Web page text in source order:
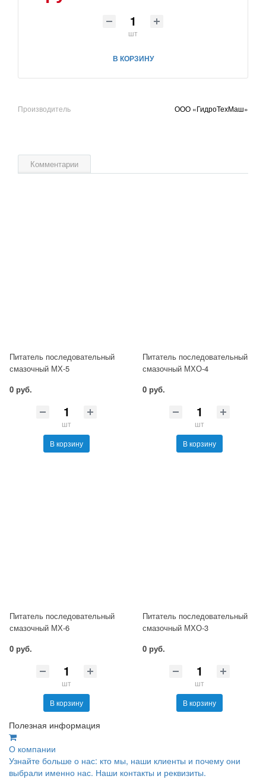
шт
В КОРЗИНУ
Производитель ООО «ГидроТехМаш»
Комментарии
Питатель последовательный
смазочный МХ-5
0 руб.
шт
В корзину
Питатель последовательный
смазочный МХО-4
0 руб.
шт
В корзину
Питатель последовательный
смазочный МХ-6
0 руб.
шт
В корзину
Питатель последовательный
смазочный МХО-3
0 руб.
шт
В корзину
Полезная информация
О компании
Узнайте больше о нас: кто мы, наши клиенты и почему они
выбрали именно нас. Наши контакты и реквизиты.